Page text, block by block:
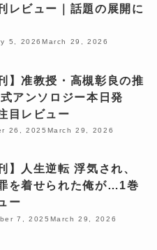
レビュー｜話題の展開に
5, 2026 March 29, 2026
】准教授・高槻彰良の推
アンソロジー本日発
目レビュー
26, 2025 March 29, 2026
】人生逆転 浮気され、
を着せられた俺が…1巻
ー
7, 2025 March 29, 2026